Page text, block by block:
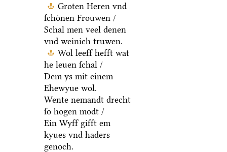
Groten Heren vnd
ſchoͤnen Frouwen /
Schal men veel denen
vnd weinich truwen.
Wol leeff hefft wat
he leuen ſchal /
Dem ys mit einem
Ehewyue wol.
Wente nemandt drecht
ſo hogen modt /
Ein Wyff gifft em
kyues vnd haders
genoch.